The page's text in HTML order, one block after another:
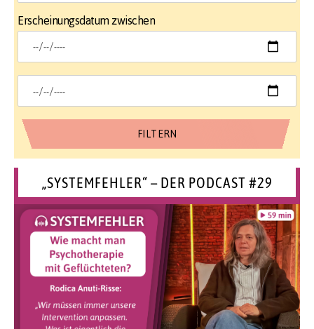
Erscheinungsdatum zwischen
„SYSTEMFEHLER“ – DER PODCAST #29